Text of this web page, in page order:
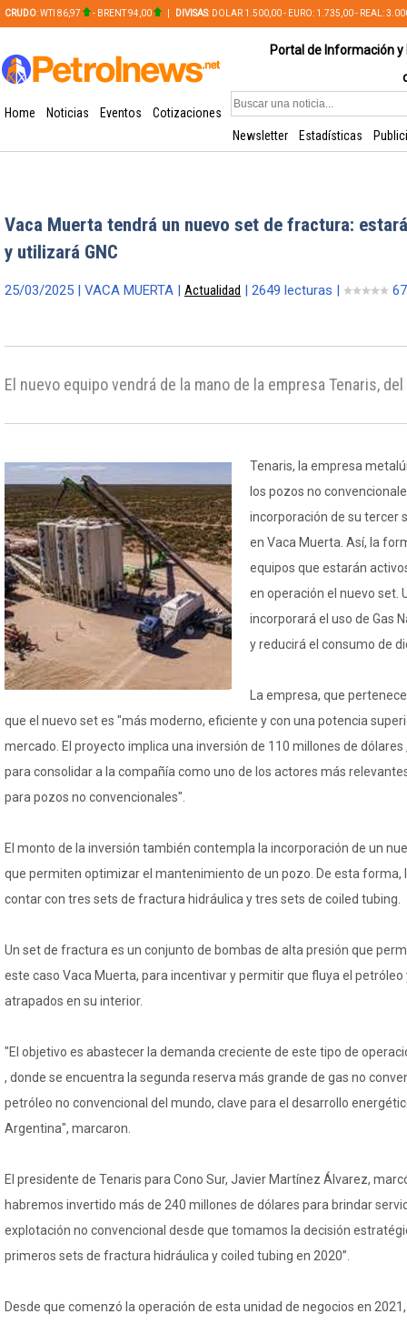
CRUDO: WTI 86,97 - BRENT 94,00 DIVISAS: DOLAR 1.500,00 - EURO: 1.735,00 - REAL:
Portal de Información
Home Noticias Eventos
Cotizaciones
Newsletter
Estadísticas
Vaca Muerta tendrá un nuevo set de fractura:
y utilizará GNC
25/03/2025 | VACA MUERTA | Actualidad | 2649 lecturas |
El nuevo equipo vendrá de la mano de la empresa Tenaris,
Tenaris, la empresa
los pozos no
incorporación de su tercer
en Vaca Muerta. Así, la
equipos que estarán
en operación el nuevo set.
incorporará el uso de Gas
y reducirá el consumo de
La empresa, que
que el nuevo set es "más moderno, eficiente y con una potencia
mercado. El proyecto implica una inversión de 110 millones de
para consolidar a la compañía como uno de los actores más
para pozos no convencionales".
El monto de la inversión también contempla la incorporación de un
que permiten optimizar el mantenimiento de un pozo. De esta forma,
contar con tres sets de fractura hidráulica y tres sets de coiled tubing.
Un set de fractura es un conjunto de bombas de alta presión que
este caso Vaca Muerta, para incentivar y permitir que fluya el petróleo
atrapados en su interior.
"El objetivo es abastecer la demanda creciente de este tipo de
, donde se encuentra la segunda reserva más grande de gas no
petróleo no convencional del mundo, clave para el desarrollo
Argentina", marcaron.
El presidente de Tenaris para Cono Sur, Javier Martínez Álvarez,
habremos invertido más de 240 millones de dólares para brindar
explotación no convencional desde que tomamos la decisión
primeros sets de fractura hidráulica y coiled tubing en 2020”.
Desde que comenzó la operación de esta unidad de negocios en